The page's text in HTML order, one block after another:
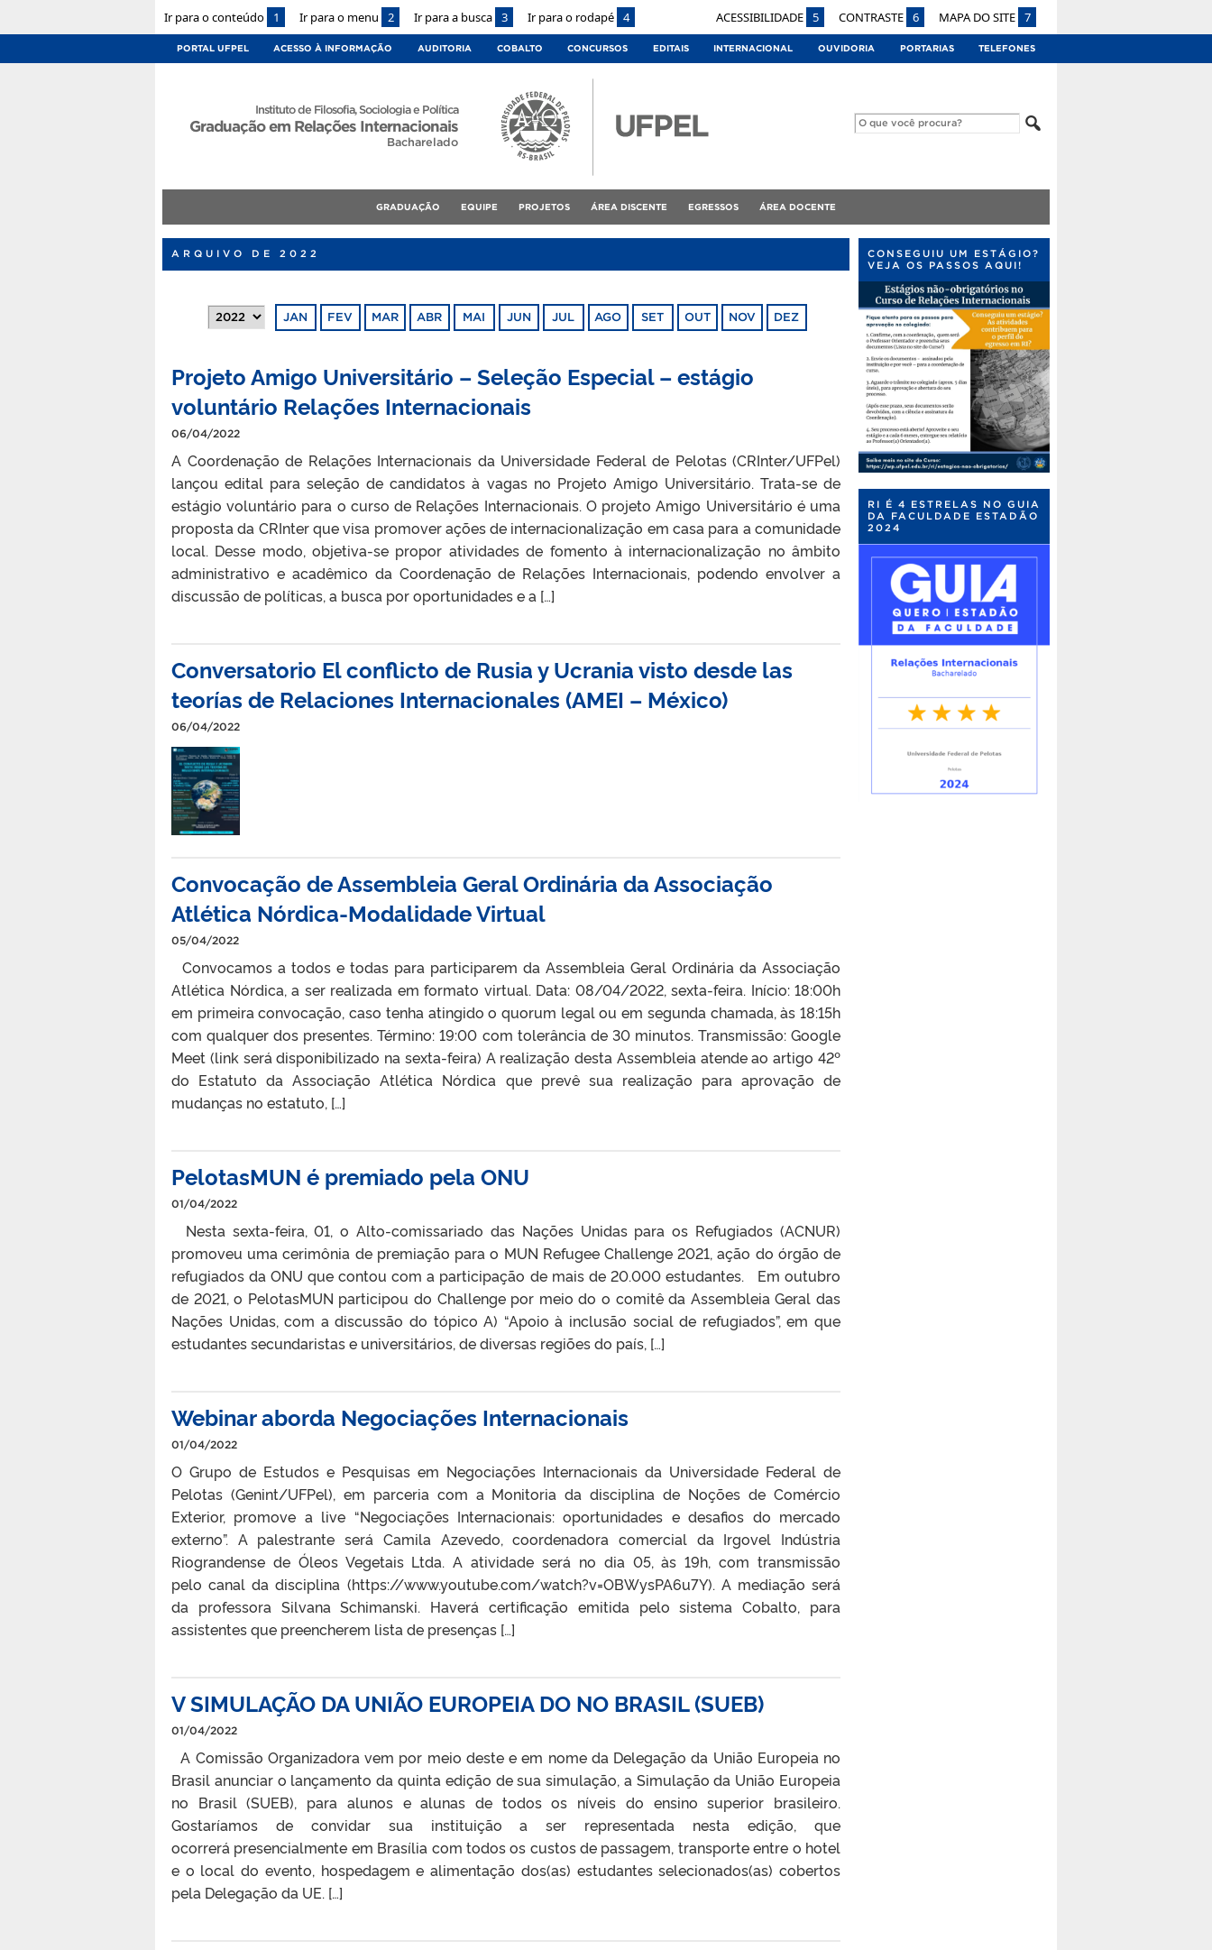
Ir para o conteúdo 1 Ir para o menu 2 Ir para a busca 3 Ir para o rodapé 4 ACESSIBILIDADE 5 CONTRASTE 6 MAPA DO SITE 7
PORTAL UFPEL ACESSO À INFORMAÇÃO AUDITORIA COBALTO CONCURSOS EDITAIS INTERNACIONAL OUVIDORIA PORTARIAS TELEFONES
Instituto de Filosofia, Sociologia e Política
Graduação em Relações Internacionais
Bacharelado
GRADUAÇÃO EQUIPE PROJETOS ÁREA DISCENTE EGRESSOS ÁREA DOCENTE
ARQUIVO DE 2022
JAN FEV MAR ABR MAI JUN JUL AGO SET OUT NOV DEZ
Projeto Amigo Universitário – Seleção Especial – estágio
voluntário Relações Internacionais
06/04/2022
A Coordenação de Relações Internacionais da Universidade Federal de Pelotas (CRInter/UFPel)
lançou edital para seleção de candidatos à vagas no Projeto Amigo Universitário. Trata-se de
estágio voluntário para o curso de Relações Internacionais. O projeto Amigo Universitário é uma
proposta da CRInter que visa promover ações de internacionalização em casa para a comunidade
local. Desse modo, objetiva-se propor atividades de fomento à internacionalização no âmbito
administrativo e acadêmico da Coordenação de Relações Internacionais, podendo envolver a
discussão de políticas, a busca por oportunidades e a […]
Conversatorio El conflicto de Rusia y Ucrania visto desde las
teorías de Relaciones Internacionales (AMEI – México)
06/04/2022
Convocação de Assembleia Geral Ordinária da Associação
Atlética Nórdica-Modalidade Virtual
05/04/2022
Convocamos a todos e todas para participarem da Assembleia Geral Ordinária da Associação
Atlética Nórdica, a ser realizada em formato virtual. Data: 08/04/2022, sexta-feira. Início: 18:00h
em primeira convocação, caso tenha atingido o quorum legal ou em segunda chamada, às 18:15h
com qualquer dos presentes. Término: 19:00 com tolerância de 30 minutos. Transmissão: Google
Meet (link será disponibilizado na sexta-feira) A realização desta Assembleia atende ao artigo 42º
do Estatuto da Associação Atlética Nórdica que prevê sua realização para aprovação de
mudanças no estatuto, […]
PelotasMUN é premiado pela ONU
01/04/2022
Nesta sexta-feira, 01, o Alto-comissariado das Nações Unidas para os Refugiados (ACNUR)
promoveu uma cerimônia de premiação para o MUN Refugee Challenge 2021, ação do órgão de
refugiados da ONU que contou com a participação de mais de 20.000 estudantes. Em outubro
de 2021, o PelotasMUN participou do Challenge por meio do o comitê da Assembleia Geral das
Nações Unidas, com a discussão do tópico A) “Apoio à inclusão social de refugiados”, em que
estudantes secundaristas e universitários, de diversas regiões do país, […]
Webinar aborda Negociações Internacionais
01/04/2022
O Grupo de Estudos e Pesquisas em Negociações Internacionais da Universidade Federal de
Pelotas (Genint/UFPel), em parceria com a Monitoria da disciplina de Noções de Comércio
Exterior, promove a live “Negociações Internacionais: oportunidades e desafios do mercado
externo”. A palestrante será Camila Azevedo, coordenadora comercial da Irgovel Indústria
Riograndense de Óleos Vegetais Ltda. A atividade será no dia 05, às 19h, com transmissão
pelo canal da disciplina (https://www.youtube.com/watch?v=OBWysPA6u7Y). A mediação será
da professora Silvana Schimanski. Haverá certificação emitida pelo sistema Cobalto, para
assistentes que preencherem lista de presenças […]
V SIMULAÇÃO DA UNIÃO EUROPEIA DO NO BRASIL (SUEB)
01/04/2022
A Comissão Organizadora vem por meio deste e em nome da Delegação da União Europeia no
Brasil anunciar o lançamento da quinta edição de sua simulação, a Simulação da União Europeia
no Brasil (SUEB), para alunos e alunas de todos os níveis do ensino superior brasileiro.
Gostaríamos de convidar sua instituição a ser representada nesta edição, que
ocorrerá presencialmente em Brasília com todos os custos de passagem, transporte entre o hotel
e o local do evento, hospedagem e alimentação dos(as) estudantes selecionados(as) cobertos
pela Delegação da UE. […]
CONSEGUIU UM ESTÁGIO?
VEJA OS PASSOS AQUI!
RI É 4 ESTRELAS NO GUIA
DA FACULDADE ESTADÃO
2024